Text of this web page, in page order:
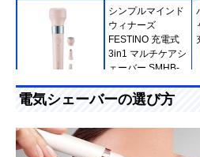
Amazonで見る
シンプルマインド
ウィナーズ
FESTINO 充電式
3in1 マルチケアシ
ェーバー SMHB-
ャパン) ハイドロ
シルク V.I.Oダブル
電気シェーバーの選び方